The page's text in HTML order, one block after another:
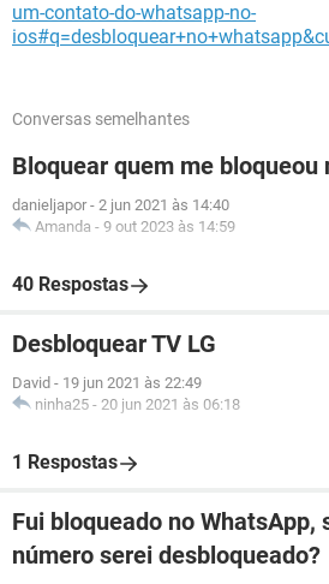
um-contato-do-whatsapp-no-
Conversas semelhantes
Bloquear quem me bloqueou
danieljapor - 2 jun 2021 às 14:40
Amanda - 9 out 2023 às 14:59
40 Respostas
Desbloquear TV LG
David - 19 jun 2021 às 22:49
ninha25 - 20 jun 2021 às 06:18
1 Respostas
Fui bloqueado no WhatsApp,
número serei desbloqueado?